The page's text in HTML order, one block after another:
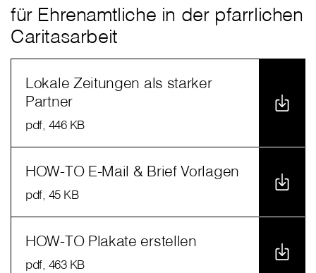
für Ehrenamtliche in der pfarrlichen
Caritasarbeit
Lokale Zeitungen als starker
Partner
pdf, 446 KB
HOW-TO E-Mail & Brief Vorlagen
pdf, 45 KB
HOW-TO Plakate erstellen
pdf, 463 KB